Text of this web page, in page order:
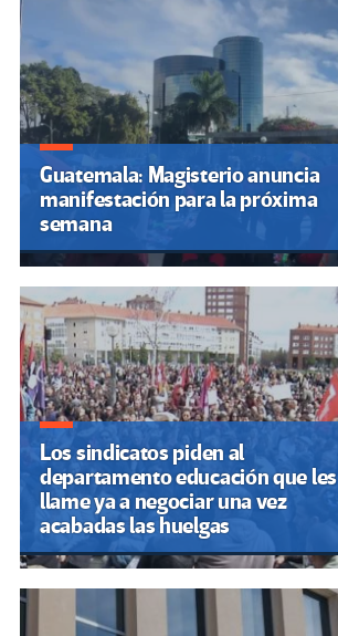
Guatemala: Magisterio anuncia
manifestación para la próxima
semana
Los sindicatos piden al
departamento educación que les
llame ya a negociar una vez
acabadas las huelgas